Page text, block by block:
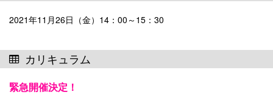
2021年11月26日（金）14：00～15：30
カリキュラム
緊急開催決定！